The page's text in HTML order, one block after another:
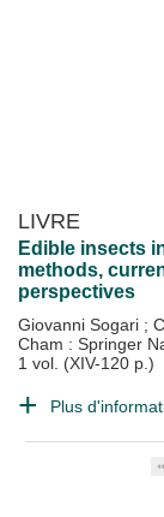
LIVRE
Edible insects
methods,
perspectives
Giovanni Sogari ;
Cham : Springer
1 vol. (XIV-120 p.)
Plus